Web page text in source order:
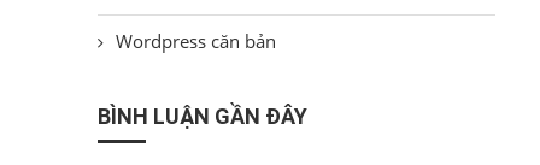
Wordpress căn bản
BÌNH LUẬN GẦN ĐÂY